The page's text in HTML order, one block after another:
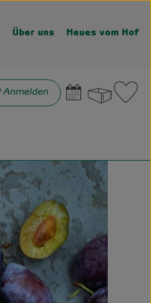
Über uns Neues vom Hof
Anmelden